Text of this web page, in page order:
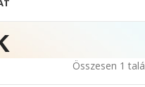
Összesen 1